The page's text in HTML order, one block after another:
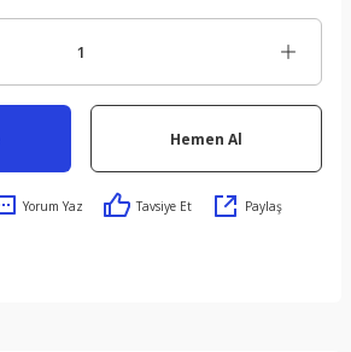
Hemen Al
Yorum Yaz Tavsiye Et Paylaş